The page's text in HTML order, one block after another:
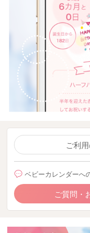
ご利
ベビーカレンダーへ
ご質問・